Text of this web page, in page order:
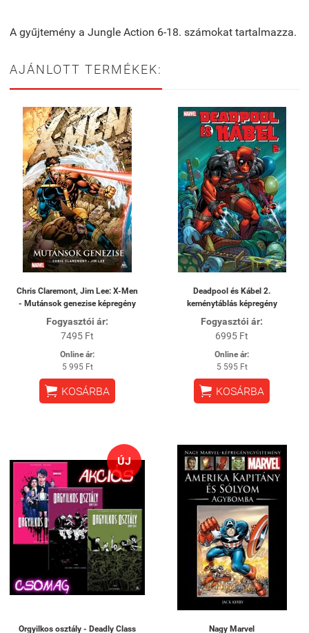
A gyűjtemény a Jungle Action 6-18. számokat tartalmazza.
AJÁNLOTT TERMÉKEK:
Chris Claremont, Jim Lee: X-Men
- Mutánsok genezise képregény
Fogyasztói ár:
7495 Ft
Online ár:
5 995 Ft
 KOSÁRBA
Deadpool és Kábel 2.
keménytáblás képregény
Fogyasztói ár:
6995 Ft
Online ár:
5 595 Ft
 KOSÁRBA
ÚJ
Orgyilkos osztály - Deadly Class Nagy Marvel